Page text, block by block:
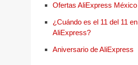
Ofertas AliExpress México
¿Cuándo es el 11 del 11 en
AliExpress?
Aniversario de AliExpress